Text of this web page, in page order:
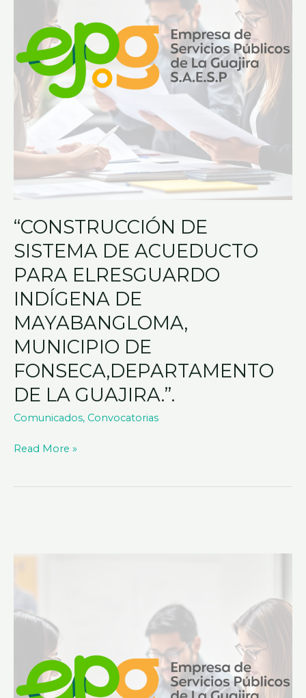
“CONSTRUCCIÓN DE
SISTEMA DE ACUEDUCTO
PARA ELRESGUARDO
INDÍGENA DE
MAYABANGLOMA,
MUNICIPIO DE
FONSECA,DEPARTAMENTO
DE LA GUAJIRA.”.
Comunicados, Convocatorias
ELRESGUARDO
INDÍGENA
DE
MAYABANGLOMA,
MUNICIPIO
FONSECA,DEPARTAMENTO
Read More »
OBRA
PUBLICA
LP-
001